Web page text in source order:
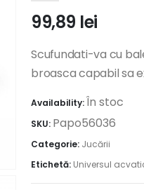
99,89 lei
Scufundati-va cu
broasca capabil sa
Availability:În stoc
SKU: Papo56036
Categorie: Jucării
Etichetă: Universul